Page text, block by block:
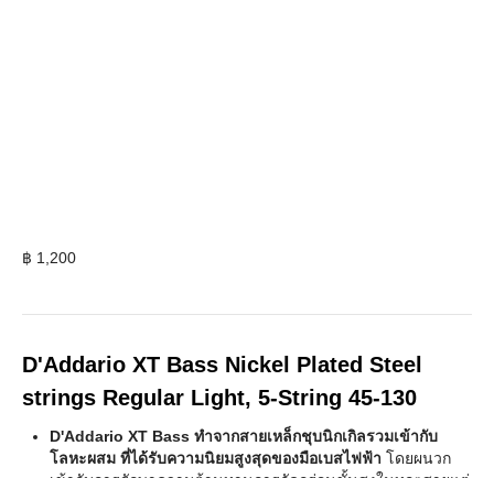
฿ 1,200
D'Addario XT Bass Nickel Plated Steel
strings Regular Light, 5-String 45-130
D'Addario XT Bass ทำจากสายเหล็กชุบนิกเกิลรวมเข้ากับ
โลหะผสม ที่ได้รับความนิยมสูงสุดของมือเบสไฟฟ้า โดยผนวก